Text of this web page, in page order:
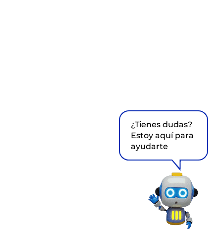
¿Tienes dudas?
Estoy aquí para
ayudarte